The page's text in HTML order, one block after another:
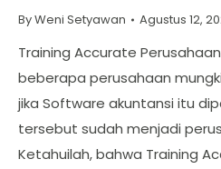
ByWeni Setyawan Agustus 12,
Training Accurate
beberapa perusahaan
jika Software akuntansi itu
tersebut sudah menjadi
Ketahuilah, bahwa Training